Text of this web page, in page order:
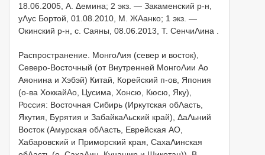
18.06.2005, А. Δемина; 2 экз. — Закаменский р-н,
уΛус Бортой, 01.08.2010, М. ЖΑанко; 1 экз. —
Окинский р-н, с. Саяны, 08.06.2013, Т. СенчиΛина
Распространение. МонгоΛия (север и восток),
Северо-Восточный (от Внутренней МонгоΛии Αо
Αяонина и Хэбэй) Китай, Корейский п-ов, Япония
(о-ва ХоккайΑо, Цусима, Хонсю, Кюсю, Яку),
Россия: Восточная Сибирь (Иркутская обΛасть,
Якутия, Бурятия и ЗабайкаΛьский край), ΔаΛьний
Восток (Амурская обΛасть, Еврейская АО,
Хабаровский и Приморский края, СахаΛинская